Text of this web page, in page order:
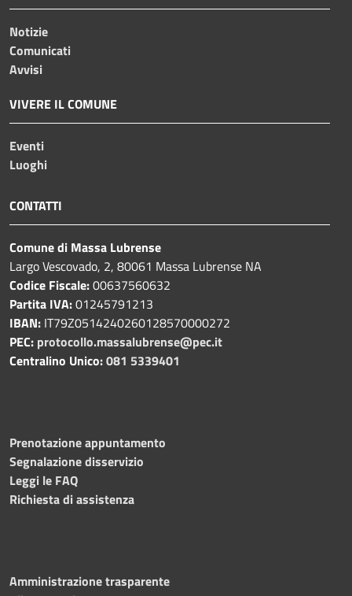
Notizie
Comunicati
Avvisi
VIVERE IL COMUNE
Eventi
Luoghi
CONTATTI
Comune di Massa Lubrense
Largo Vescovado, 2, 80061 Massa Lubrense NA
Codice Fiscale:00637560632
Partita IVA:01245791213
IBAN: IT79Z0514240260128570000272
PEC: protocollo.massalubrense@pec.it
Centralino Unico:081 5339401
Prenotazione appuntamento
Segnalazione disservizio
Leggi le FAQ
Richiesta di assistenza
Amministrazione trasparente